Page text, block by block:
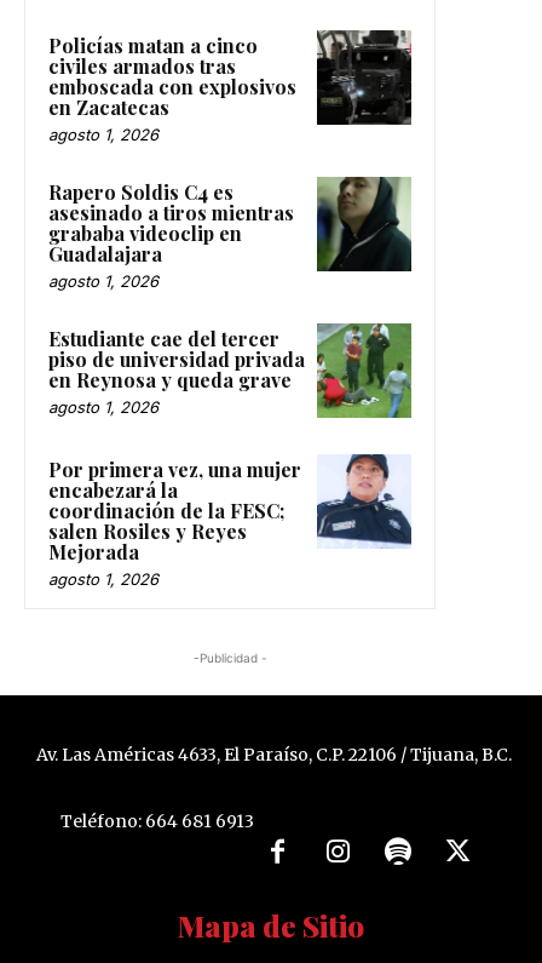
Policías matan a cinco
civiles armados tras
emboscada con explosivos
en Zacatecas
agosto 1, 2026
Rapero Soldis C4 es
asesinado a tiros mientras
grababa videoclip en
Guadalajara
agosto 1, 2026
Estudiante cae del tercer
piso de universidad privada
en Reynosa y queda grave
agosto 1, 2026
Por primera vez, una mujer
encabezará la
coordinación de la FESC;
salen Rosiles y Reyes
Mejorada
agosto 1, 2026
-Publicidad -
Av. Las Américas 4633, El Paraíso, C.P. 22106 / Tijuana, B.C.
Teléfono: 664 681 6913
Mapa de Sitio